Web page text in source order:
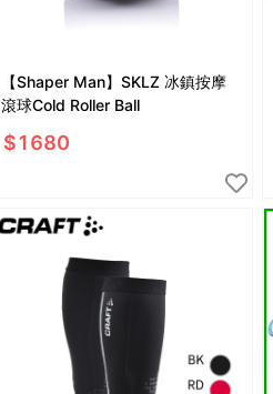
【Shaper Man】SKLZ 冰鎮按摩
滾球Cold Roller Ball
$1680